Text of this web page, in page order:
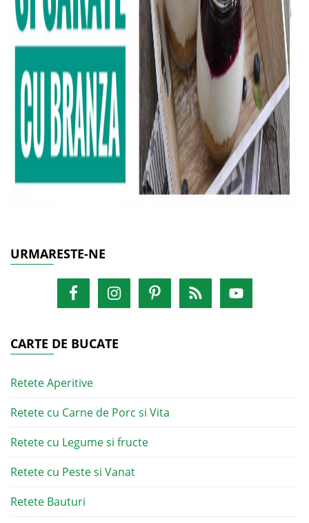
URMARESTE-NE
CARTE DE BUCATE
Retete Aperitive
Retete cu Carne de Porc si Vita
Retete cu Legume si fructe
Retete cu Peste si Vanat
Retete Bauturi